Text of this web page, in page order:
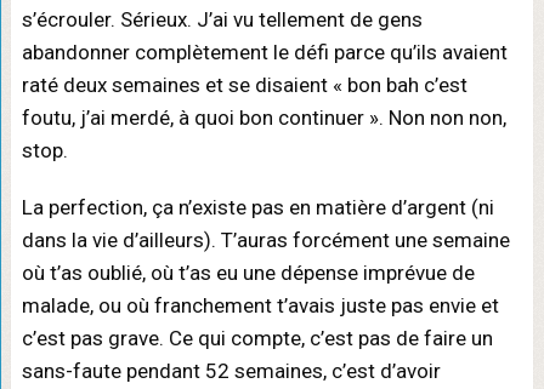
s’écrouler. Sérieux. J’ai vu tellement de gens
abandonner complètement le défi parce qu’ils avaient
raté deux semaines et se disaient « bon bah c’est
foutu, j’ai merdé, à quoi bon continuer ». Non non non,
stop.
La perfection, ça n’existe pas en matière d’argent (ni
dans la vie d’ailleurs). T’auras forcément une semaine
où t’as oublié, où t’as eu une dépense imprévue de
malade, ou où franchement t’avais juste pas envie et
c’est pas grave. Ce qui compte, c’est pas de faire un
sans-faute pendant 52 semaines, c’est d’avoir